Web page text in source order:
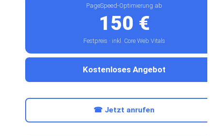
PageSpeed-Optimierung ab
150 €
Festpreis · inkl. Core Web Vitals
Kostenloses Angebot
☎ Jetzt anrufen